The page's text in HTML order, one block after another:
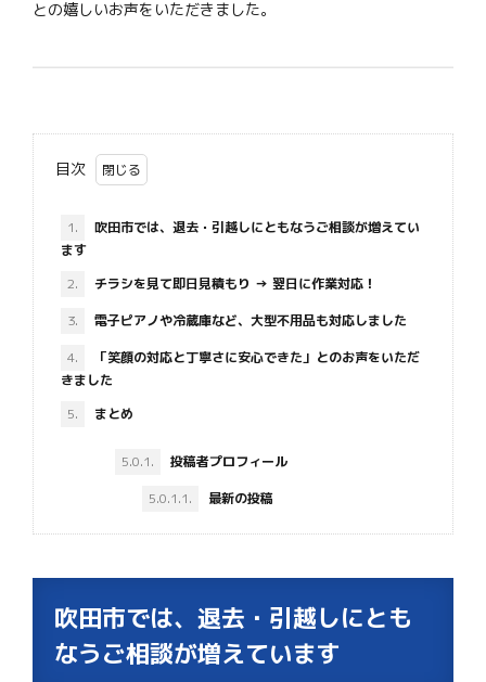
との嬉しいお声をいただきました。
目次
1.
吹田市では、退去・引越しにともなうご相談が増えてい
ます
2.
チラシを見て即日見積もり → 翌日に作業対応！
3.
電子ピアノや冷蔵庫など、大型不用品も対応しました
4.
「笑顔の対応と丁寧さに安心できた」とのお声をいただ
きました
5.
まとめ
5.0.1.
投稿者プロフィール
5.0.1.1.
最新の投稿
吹田市では、退去・引越しにとも
なうご相談が増えています